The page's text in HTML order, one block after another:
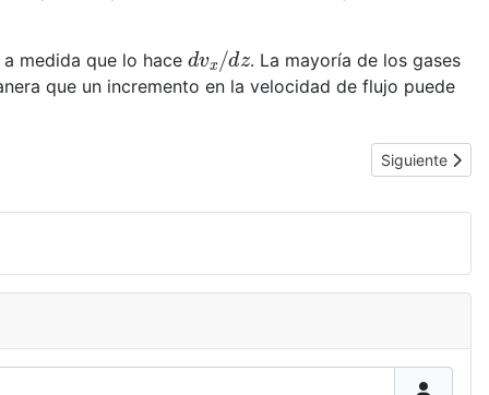
medida que lo hace d / d . La mayoría de los gases
que un incremento en la velocidad de flujo puede
Artículo
Siguiente